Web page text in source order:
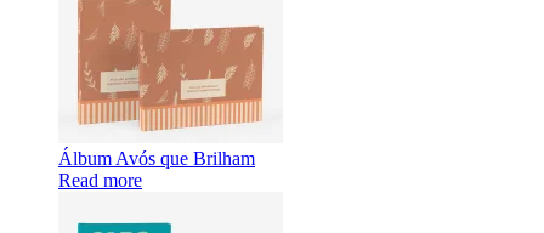
Álbum Avós que Brilham
Read more